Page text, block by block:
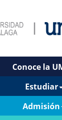
Conoce la
Estudiar
Admisión